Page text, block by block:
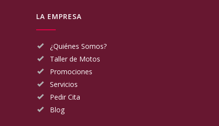
LA EMPRESA
¿Quiénes Somos?
Taller de Motos
Promociones
Servicios
Pedir Cita
Blog